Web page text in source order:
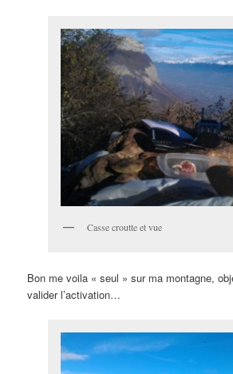
Casse croutte et vue
Bon me voila « seul » sur ma montagne,
valider l’activation…